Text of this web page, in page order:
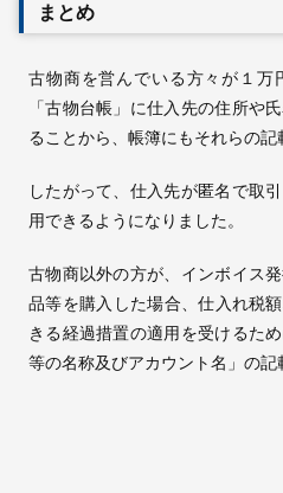
まとめ
古物商を営んでいる方々が１万
「古物台帳」に仕入先の住所や
ることから、帳簿にもそれらの記
したがって、仕入先が匿名で取
用できるようになりました。
古物商以外の方が、インボイス
品等を購入した場合、仕入れ税
きる経過措置の適用を受けるた
等の名称及びアカウント名」の記